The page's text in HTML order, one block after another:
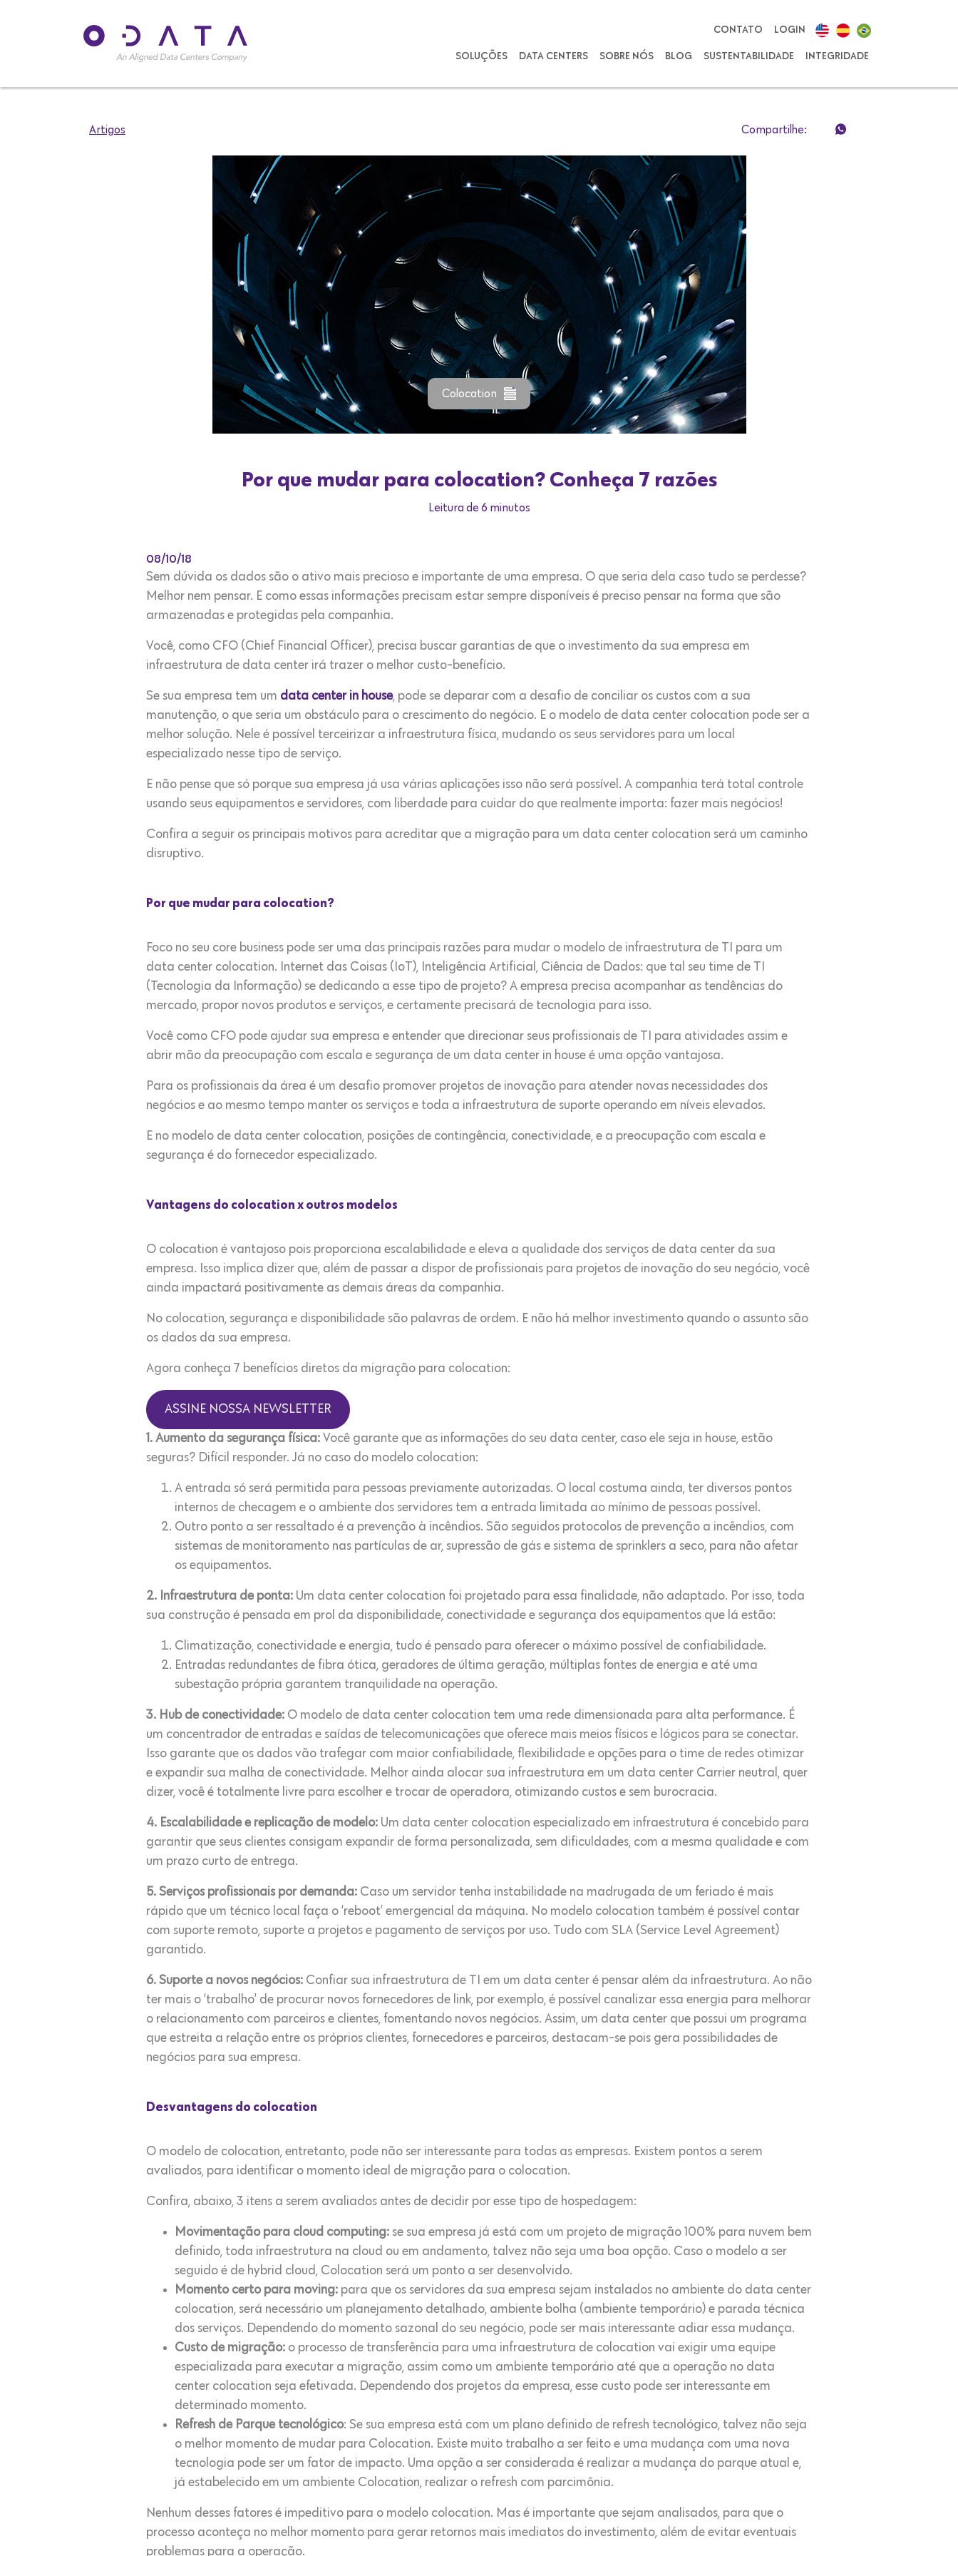
CONTATO LOGIN
SOLUÇÕES DATA CENTERS SOBRE NÓS BLOG SUSTENTABILIDADE INTEGRIDADE
Artigos Compartilhe:
Colocation
Por que mudar para colocation? Conheça 7 razões
Leitura de 6 minutos
08/10/18
Sem dúvida os dados são o ativo mais precioso e importante de uma empresa. O que seria dela caso tudo se perdesse?
Melhor nem pensar. E como essas informações precisam estar sempre disponíveis é preciso pensar na forma que são
armazenadas e protegidas pela companhia.
Você, como CFO (Chief Financial Officer), precisa buscar garantias de que o investimento da sua empresa em
infraestrutura de data center irá trazer o melhor custo-benefício.
Se sua empresa tem um data center in house, pode se deparar com a desafio de conciliar os custos com a sua
manutenção, o que seria um obstáculo para o crescimento do negócio. E o modelo de data center colocation pode ser a
melhor solução. Nele é possível terceirizar a infraestrutura física, mudando os seus servidores para um local
especializado nesse tipo de serviço.
E não pense que só porque sua empresa já usa várias aplicações isso não será possível. A companhia terá total controle
usando seus equipamentos e servidores, com liberdade para cuidar do que realmente importa: fazer mais negócios!
Confira a seguir os principais motivos para acreditar que a migração para um data center colocation será um caminho
disruptivo.
Por que mudar para colocation?
Foco no seu core business pode ser uma das principais razões para mudar o modelo de infraestrutura de TI para um
data center colocation. Internet das Coisas (IoT), Inteligência Artificial, Ciência de Dados: que tal seu time de TI
(Tecnologia da Informação) se dedicando a esse tipo de projeto? A empresa precisa acompanhar as tendências do
mercado, propor novos produtos e serviços, e certamente precisará de tecnologia para isso.
Você como CFO pode ajudar sua empresa e entender que direcionar seus profissionais de TI para atividades assim e
abrir mão da preocupação com escala e segurança de um data center in house é uma opção vantajosa.
Para os profissionais da área é um desafio promover projetos de inovação para atender novas necessidades dos
negócios e ao mesmo tempo manter os serviços e toda a infraestrutura de suporte operando em níveis elevados.
E no modelo de data center colocation, posições de contingência, conectividade, e a preocupação com escala e
segurança é do fornecedor especializado.
Vantagens do colocation x outros modelos
O colocation é vantajoso pois proporciona escalabilidade e eleva a qualidade dos serviços de data center da sua
empresa. Isso implica dizer que, além de passar a dispor de profissionais para projetos de inovação do seu negócio, você
ainda impactará positivamente as demais áreas da companhia.
No colocation, segurança e disponibilidade são palavras de ordem. E não há melhor investimento quando o assunto são
os dados da sua empresa.
Agora conheça 7 benefícios diretos da migração para colocation:
ASSINE NOSSA NEWSLETTER
1. Aumento da segurança física: Você garante que as informações do seu data center, caso ele seja in house, estão
seguras? Difícil responder. Já no caso do modelo colocation:
A entrada só será permitida para pessoas previamente autorizadas. O local costuma ainda, ter diversos pontos
internos de checagem e o ambiente dos servidores tem a entrada limitada ao mínimo de pessoas possível.
Outro ponto a ser ressaltado é a prevenção à incêndios. São seguidos protocolos de prevenção a incêndios, com
sistemas de monitoramento nas partículas de ar, supressão de gás e sistema de sprinklers a seco, para não afetar
os equipamentos.
2. Infraestrutura de ponta: Um data center colocation foi projetado para essa finalidade, não adaptado. Por isso, toda
sua construção é pensada em prol da disponibilidade, conectividade e segurança dos equipamentos que lá estão:
Climatização, conectividade e energia, tudo é pensado para oferecer o máximo possível de confiabilidade.
Entradas redundantes de fibra ótica, geradores de última geração, múltiplas fontes de energia e até uma
subestação própria garantem tranquilidade na operação.
3. Hub de conectividade: O modelo de data center colocation tem uma rede dimensionada para alta performance. É
um concentrador de entradas e saídas de telecomunicações que oferece mais meios físicos e lógicos para se conectar.
Isso garante que os dados vão trafegar com maior confiabilidade, flexibilidade e opções para o time de redes otimizar
e expandir sua malha de conectividade. Melhor ainda alocar sua infraestrutura em um data center Carrier neutral, quer
dizer, você é totalmente livre para escolher e trocar de operadora, otimizando custos e sem burocracia.
4. Escalabilidade e replicação de modelo: Um data center colocation especializado em infraestrutura é concebido para
garantir que seus clientes consigam expandir de forma personalizada, sem dificuldades, com a mesma qualidade e com
um prazo curto de entrega.
5. Serviços profissionais por demanda: Caso um servidor tenha instabilidade na madrugada de um feriado é mais
rápido que um técnico local faça o ‘reboot’ emergencial da máquina. No modelo colocation também é possível contar
com suporte remoto, suporte a projetos e pagamento de serviços por uso. Tudo com SLA (Service Level Agreement)
garantido.
6. Suporte a novos negócios: Confiar sua infraestrutura de TI em um data center é pensar além da infraestrutura. Ao não
ter mais o ‘trabalho’ de procurar novos fornecedores de link, por exemplo, é possível canalizar essa energia para melhorar
o relacionamento com parceiros e clientes, fomentando novos negócios. Assim, um data center que possui um programa
que estreita a relação entre os próprios clientes, fornecedores e parceiros, destacam-se pois gera possibilidades de
negócios para sua empresa.
Desvantagens do colocation
O modelo de colocation, entretanto, pode não ser interessante para todas as empresas. Existem pontos a serem
avaliados, para identificar o momento ideal de migração para o colocation.
Confira, abaixo, 3 itens a serem avaliados antes de decidir por esse tipo de hospedagem:
Movimentação para cloud computing: se sua empresa já está com um projeto de migração 100% para nuvem bem
definido, toda infraestrutura na cloud ou em andamento, talvez não seja uma boa opção. Caso o modelo a ser
seguido é de hybrid cloud, Colocation será um ponto a ser desenvolvido.
Momento certo para moving: para que os servidores da sua empresa sejam instalados no ambiente do data center
colocation, será necessário um planejamento detalhado, ambiente bolha (ambiente temporário) e parada técnica
dos serviços. Dependendo do momento sazonal do seu negócio, pode ser mais interessante adiar essa mudança.
Custo de migração: o processo de transferência para uma infraestrutura de colocation vai exigir uma equipe
especializada para executar a migração, assim como um ambiente temporário até que a operação no data
center colocation seja efetivada. Dependendo dos projetos da empresa, esse custo pode ser interessante em
determinado momento.
Refresh de Parque tecnológico: Se sua empresa está com um plano definido de refresh tecnológico, talvez não seja
o melhor momento de mudar para Colocation. Existe muito trabalho a ser feito e uma mudança com uma nova
tecnologia pode ser um fator de impacto. Uma opção a ser considerada é realizar a mudança do parque atual e,
já estabelecido em um ambiente Colocation, realizar o refresh com parcimônia.
Nenhum desses fatores é impeditivo para o modelo colocation. Mas é importante que sejam analisados, para que o
processo aconteça no melhor momento para gerar retornos mais imediatos do investimento, além de evitar eventuais
problemas para a operação.